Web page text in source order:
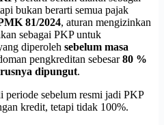
bukan berarti semua pajak
81/2024, aturan mengizinkan
sebagai PKP untuk
diperoleh sebelum masa
pengkreditan sebesar80 %
dipungut.
sebelum resmi jadi PKP
kredit, tetapi tidak 100%.